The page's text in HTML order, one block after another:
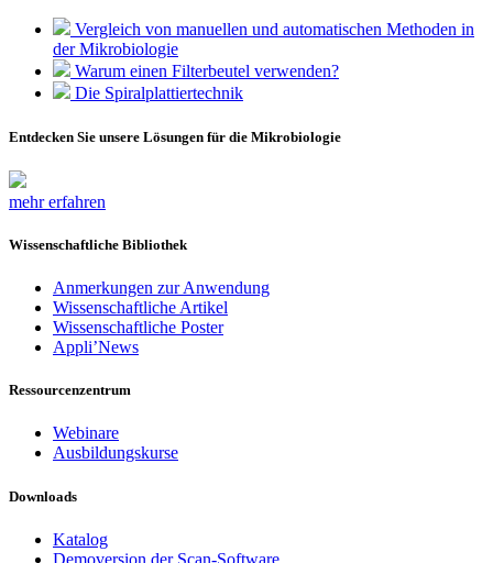
Vergleich von manuellen und automatischen Methoden in
der Mikrobiologie
Warum einen Filterbeutel verwenden?
Die Spiralplattier­technik
Entdecken Sie unsere Lösungen für die Mikrobiologie
mehr erfahren
Wissenschaftliche Bibliothek
Anmerkungen zur Anwendung
Wissenschaftliche Artikel
Wissenschaftliche Poster
Appli’News
Ressourcenzentrum
Webinare
Ausbildungskurse
Downloads
Katalog
Demoversion der Scan-Software